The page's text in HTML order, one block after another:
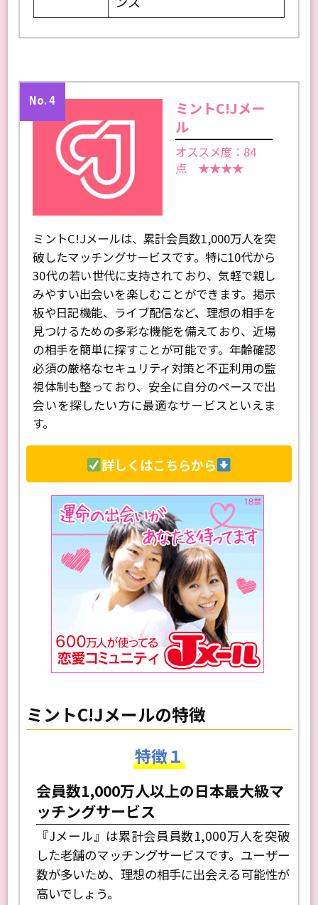
ンズ
No. 4
ミントC!Jメー
ル
オススメ度：84
ミントC!Jメールは、累計会員数1,000万人を突
破したマッチングサービスです。特に10代から
30代の若い世代に支持されており、気軽で親し
みやすい出会いを楽しむことができます。掲示
板や日記機能、ライブ配信など、理想の相手を
見つけるための多彩な機能を備えており、近場
の相手を簡単に探すことが可能です。年齢確認
必須の厳格なセキュリティ対策と不正利用の監
視体制も整っており、安全に自分のペースで出
会いを探したい方に最適なサービスといえま
詳しくはこちらから
ミントC!Jメールの特徴
特徴１
会員数1,000万人以上の日本最大級マ
ッチングサービス
『Jメール』は累計会員員数1,000万人を突破
した老舗のマッチングサービスです。ユーザー
数が多いため、理想の相手に出会える可能性が